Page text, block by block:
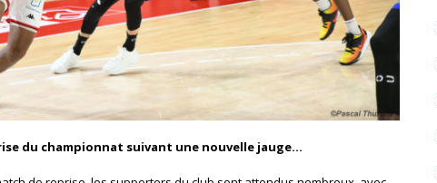
du championnat suivant une nouvelle jauge…